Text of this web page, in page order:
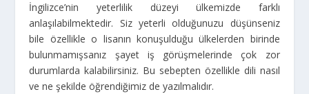
İngilizce’nin yeterlilik düzeyi ülkemizde farklı
anlaşılabilmektedir. Siz yeterli olduğunuzu düşünseniz
bile özellikle o lisanın konuşulduğu ülkelerden birinde
bulunmamışsanız şayet iş görüşmelerinde çok zor
durumlarda kalabilirsiniz. Bu sebepten özellikle dili nasıl
ve ne şekilde öğrendiğimiz de yazılmalıdır.